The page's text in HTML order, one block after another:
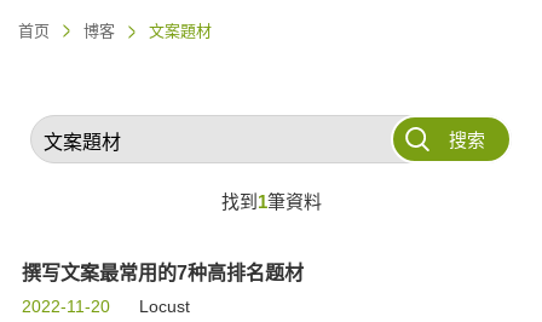
首页 博客 文案題材
搜索
找到 1筆資料
撰写文案最常用的7种高排名题材
2022-11-20 Locust